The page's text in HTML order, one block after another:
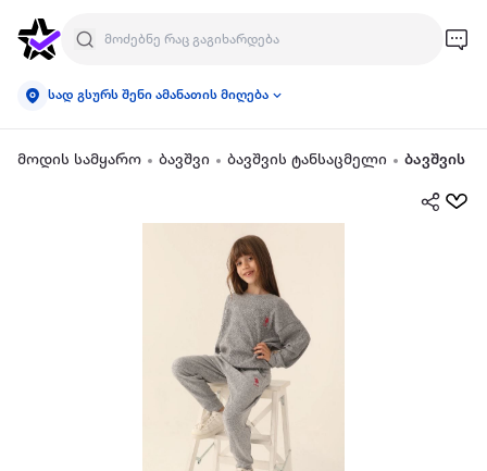
სად გსურს შენი ამანათის მიღება
მოდის სამყარო ბავშვი ბავშვის ტანსაცმელი ბავშვის